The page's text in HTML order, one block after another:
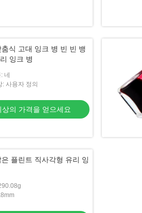
식 고대 잉크 병 빈 빈 뱅
잉크 병
네
: 사용자 정의
상의 가격을 얻으세요
플린트 직사각형 유리 잉